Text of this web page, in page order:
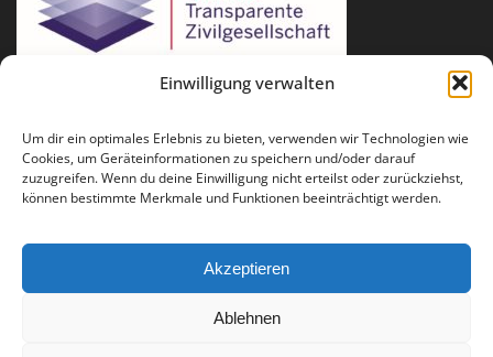
Einwilligung verwalten
Um dir ein optimales Erlebnis zu bieten, verwenden wir Technologien wie
Cookies, um Geräteinformationen zu speichern und/oder darauf
zuzugreifen. Wenn du deine Einwilligung nicht erteilst oder zurückziehst,
können bestimmte Merkmale und Funktionen beeinträchtigt werden.
Akzeptieren
Ablehnen